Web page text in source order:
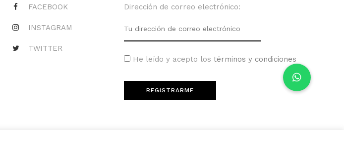
FACEBOOK
INSTAGRAM
TWITTER
Dirección de correo electrónico:
He leído y acepto los términos y condiciones